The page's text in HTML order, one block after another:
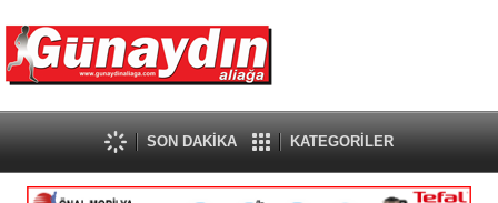
SON DAKİKA KATEGORİLER